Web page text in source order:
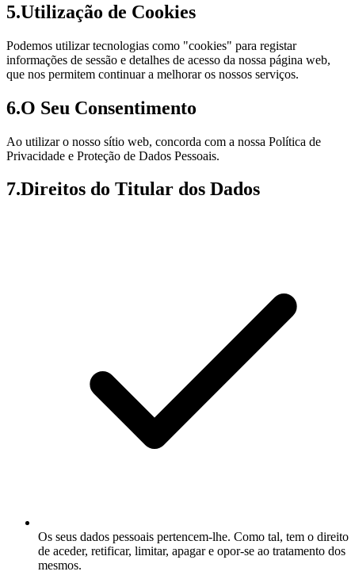
5.Utilização de Cookies
Podemos utilizar tecnologias como "cookies" para registar
informações de sessão e detalhes de acesso da nossa página web,
que nos permitem continuar a melhorar os nossos serviços.
6.O Seu Consentimento
Ao utilizar o nosso sítio web, concorda com a nossa Política de
Privacidade e Proteção de Dados Pessoais.
7.Direitos do Titular dos Dados
Os seus dados pessoais pertencem-lhe. Como tal, tem o direito
de aceder, retificar, limitar, apagar e opor-se ao tratamento dos
mesmos.